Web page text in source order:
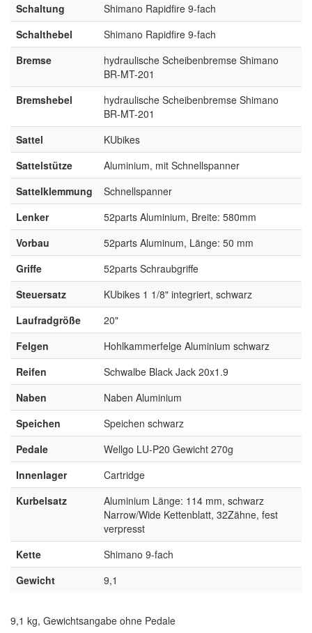
Schaltung
Shimano Rapidfire 9-fach
Schalthebel
Shimano Rapidfire 9-fach
Bremse
hydraulische Scheibenbremse Shimano
BR-MT-201
Bremshebel
hydraulische Scheibenbremse Shimano
BR-MT-201
Sattel
KUbikes
Sattelstütze
Aluminium, mit Schnellspanner
Sattelklemmung
Schnellspanner
Lenker
52parts Aluminium, Breite: 580mm
Vorbau
52parts Aluminum, Länge: 50 mm
Griffe
52parts Schraubgriffe
Steuersatz
KUbikes 1 1/8" integriert, schwarz
Laufradgröße
20"
Felgen
Hohlkammerfelge Aluminium schwarz
Reifen
Schwalbe Black Jack 20x1.9
Naben
Naben Aluminium
Speichen
Speichen schwarz
Pedale
Wellgo LU-P20 Gewicht 270g
Innenlager
Cartridge
Kurbelsatz
Aluminium Länge: 114 mm, schwarz
Narrow/Wide Kettenblatt, 32Zähne, fest
verpresst
Kette
Shimano 9-fach
Gewicht
9,1
9,1 kg, Gewichtsangabe ohne Pedale